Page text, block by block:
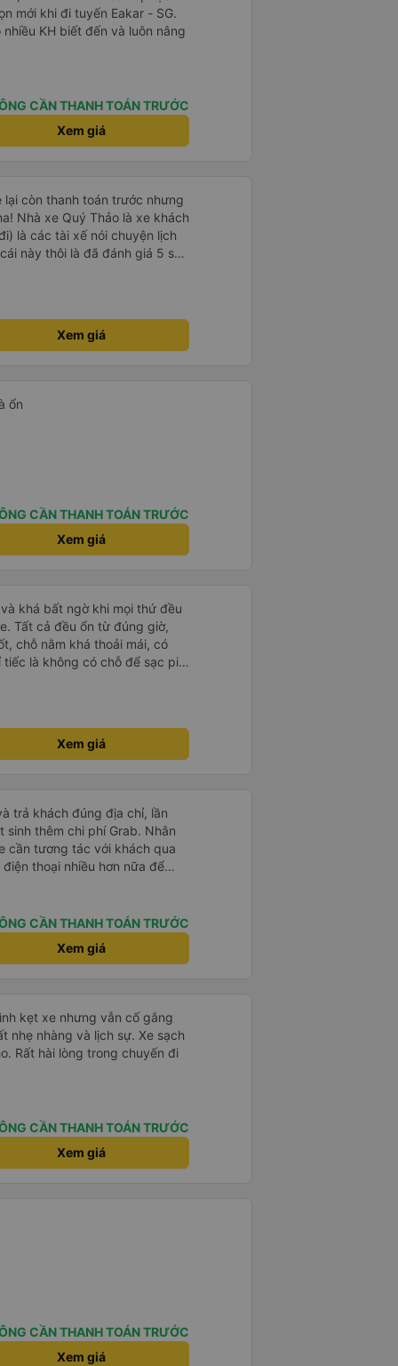
mới khi đi tuyến Eakar - SG.
KH biết đến và luôn nâng
CẦN THANH TOÁN TRƯỚC
Xem giá
còn thanh toán trước nhưng
Nhà xe Quý Thảo là xe khách
là các tài xế nói chuyện lịch
này thôi là đã đánh giá 5 sao
rất dễ thương chứ không có
Xem giá
ổn
CẦN THANH TOÁN TRƯỚC
Xem giá
khá bất ngờ khi mọi thứ đều
Tất cả đều ổn từ đúng giờ,
chỗ nằm khá thoải mái, có
là không có chỗ để sạc pin
Xem giá
trả khách đúng địa chỉ, lần
thêm chi phí Grab. Nhân
cần tương tác với khách qua
thoại nhiều hơn nữa để
khách đặt vé qua App. Chân
CẦN THANH TOÁN TRƯỚC
Xem giá
kẹt xe nhưng vẫn cố gắng
nhẹ nhàng và lịch sự. Xe sạch
Rất hài lòng trong chuyến đi
CẦN THANH TOÁN TRƯỚC
Xem giá
CẦN THANH TOÁN TRƯỚC
Xem giá